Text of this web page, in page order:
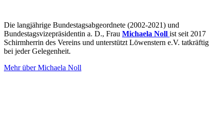
Die langjährige Bundestagsabgeordnete (2002-2021) und
Bundestagsvizepräsidentin a. D., Frau Michaela Noll ist seit 2017
Schirmherrin des Vereins und unterstützt Löwenstern e.V. tatkräftig
bei jeder Gelegenheit.
Mehr über Michaela Noll